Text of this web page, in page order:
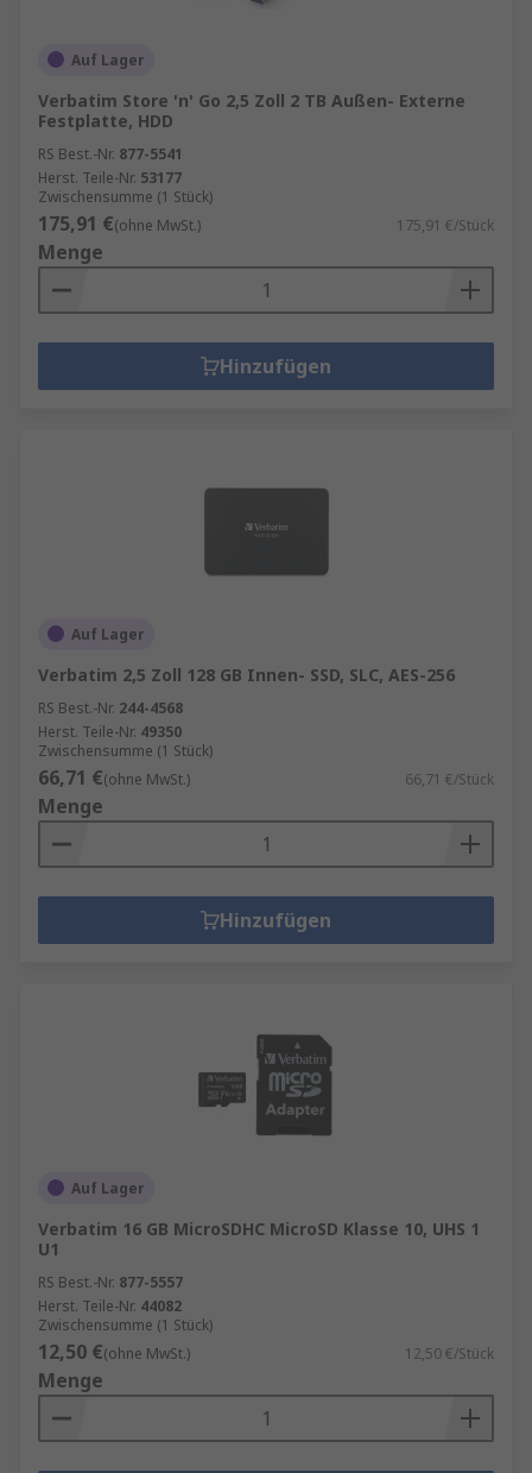
Auf Lager
Verbatim Store 'n' Go 2,5 Zoll 2 TB Außen- Externe
Festplatte, HDD
RS Best.-Nr. 877-5541
Herst. Teile-Nr. 53177
Zwischensumme (1 Stück)
175,91 €(ohne MwSt.) 175,91 €/Stück
Menge
Hinzufügen
Auf Lager
Verbatim 2,5 Zoll 128 GB Innen- SSD, SLC, AES-256
RS Best.-Nr. 244-4568
Herst. Teile-Nr. 49350
Zwischensumme (1 Stück)
66,71 €(ohne MwSt.) 66,71 €/Stück
Menge
Hinzufügen
Auf Lager
Verbatim 16 GB MicroSDHC MicroSD Klasse 10, UHS 1
U1
RS Best.-Nr. 877-5557
Herst. Teile-Nr. 44082
Zwischensumme (1 Stück)
12,50 €(ohne MwSt.) 12,50 €/Stück
Menge